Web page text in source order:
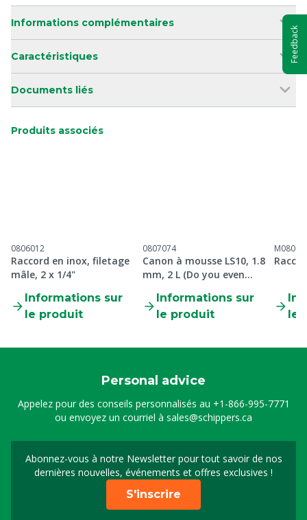
Informations complémentaires
Caractéristiques
Documents liés
Produits associés
0806012
Raccord en inox, filetage
mâle, 2 x 1/4"
Informations sur
le produit
0807074
Canon à mousse LS10, 1.8
mm, 2 L (Do you even
Informations sur
le produit
le
Personal advice
Appelez pour des conseils personnalisés au +1-866-995-7771
ou envoyez un courriel à sales@schippers.ca
Abonnez-vous à notre Newsletter pour tout savoir de nos
dernières nouvelles, événements et offres exclusives !
Sign up for our
S'inscrire
Feedback